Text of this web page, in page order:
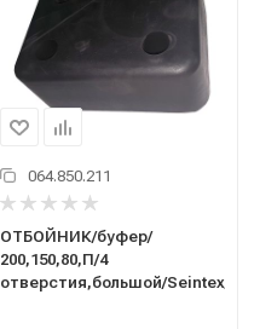
064.850.211
ОТБОЙНИК/буфер/
200,150,80,П/4
отверстия,большой/Seintex/